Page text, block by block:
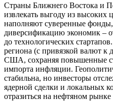
Страны Ближнего Востока и
извлекать выгоду из
наполняют суверенные фонды,
диверсификацию экономик –
до технологических
региона (с привязкой валют
США, сохраняя повышенные
импорта инфляции.
стабильна, но инвесторы
ядерной сделки и локальных
отразиться на нефтяном